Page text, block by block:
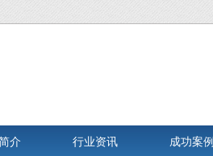
介 行业资讯 成功案例